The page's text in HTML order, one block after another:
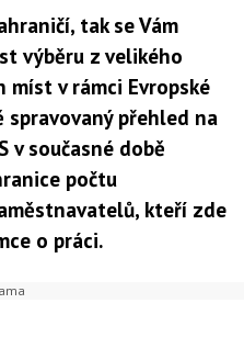
tak se Vám
výběru z velikého
v rámci Evropské
spravovaný přehled na
v současné době
počtu
kteří zde
o práci.